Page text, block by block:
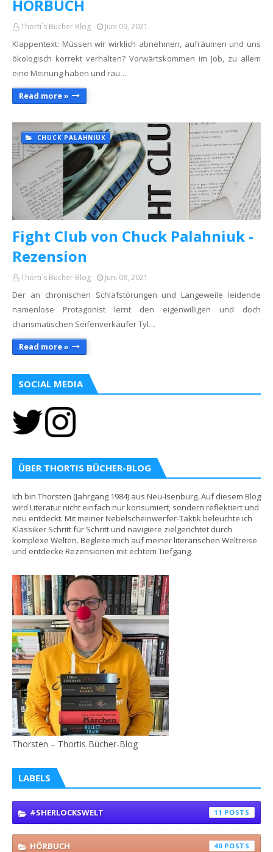
HÖRBUCH
Thorti´s Bücher Blog Juni 09, 2021
Klappentext: Müssen wir wirklich abnehmen, aufräumen und uns
ökologisch korrekt verhalten? Vorwärtskommen im Job, zu allem
eine Meinung haben und rau…
Read more »
CHUCK PALAHNIUK
Fight Club von Chuck Palahniuk -
Rezension
Thorti´s Bücher Blog Juni 08, 2021
Der an chronischen Schlafstörungen und Langeweile leidende
namenlose Protagonist lernt den eigenwilligen und doch
charismatischen Seifenverkäufer Tyl…
Read more »
SOCIAL MEDIA
ÜBER THORTIS BÜCHER-BLOG
Ich bin Thorsten (Jahrgang 1984) aus Neu-Isenburg. Auf diesem Blog
wird Literatur nicht einfach nur konsumiert, sondern reflektiert und
neu entdeckt. Mit meiner Nebelscheinwerfer-Taktik beleuchte ich
Klassiker Schritt für Schritt und navigiere zielgerichtet durch
komplexe Welten. Begleite mich auf meiner literarischen Weltreise
und entdecke Rezensionen mit echtem Tiefgang.
Thorsten – Thortis Bücher-Blog
LABELS
#SHERLOCKSWELT 11
HÖRBUCH 40